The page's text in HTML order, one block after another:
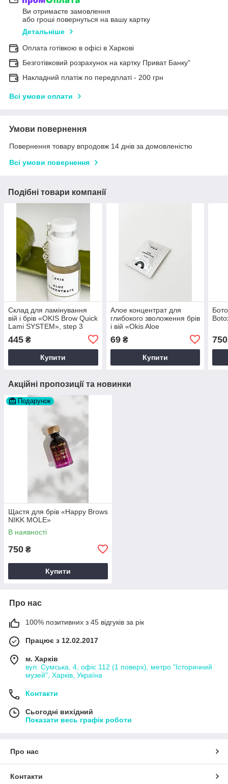
Ви отримаєте замовлення
або гроші повернуться на вашу картку
Детальніше
Оплата готівкою в офісі в Харкові
Безготівковий розрахунок на картку Приват Банку"
Накладний платіж по передплаті - 200 грн
Всі умови оплати
Умови повернення
Повернення товару впродовж 14 днів за домовленістю
Всі умови повернення
Подібні товари компанії
Склад для ламінування
вій і брів «OKIS Brow Quick
Lami SYSTEM», step 3
445 ₴
Купити
Алое концентрат для
глибокого зволоження брів
і вій «Okis Aloe
69₴
Купити
750
Акційні пропозиції та новинки
Подарунок
Щастя для брів «Happy Brows
NIKK MOLE»
В наявності
750 ₴
Купити
Про нас
100% позитивних з 45 відгуків за рік
Працює з 12.02.2017
м. Харків
вул. Сумська, 4, офіс 112 (1 поверх), метро "Історичний
музей", Харків, Україна
Контакти
Сьогодні вихідний
Показати весь графік роботи
Про нас
Контакти